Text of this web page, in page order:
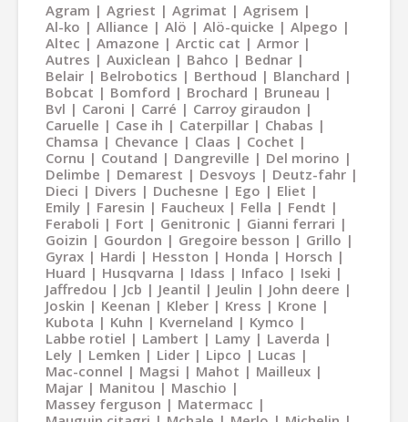
Agram Agriest Agrimat
Agrisem
Al-ko
Alliance Alö Alö-quicke
Alpego
Altec
Amazone Arctic cat
Armor
Autres
Auxiclean Bahco
Bednar
Belair
Belrobotics Berthoud
Blanchard
Bobcat
Bomford Brochard
Bruneau
Bvl
Caroni Carré
Carroy giraudon
Caruelle
Case ih Caterpillar
Chabas
Chamsa
Chevance Claas
Cochet
Cornu
Coutand Dangreville
Del morino
Delimbe
Demarest Desvoys
Deutz-fahr
Dieci
Divers Duchesne Ego
Eliet
Emily
Faresin Faucheux Fella
Fendt
Feraboli
Fort Genitronic
Gianni ferrari
Goizin
Gourdon Gregoire besson
Grillo
Gyrax
Hardi Hesston Honda
Horsch
Huard
Husqvarna Idass Infaco
Iseki
Jaffredou
Jcb Jeantil Jeulin
John deere
Joskin
Keenan Kleber Kress
Krone
Kubota
Kuhn Kverneland
Kymco
Labbe rotiel
Lambert Lamy
Laverda
Lely
Lemken Lider Lipco
Lucas
Mac-connel
Magsi Mahot
Mailleux
Majar
Manitou
Maschio
Massey ferguson
Matermacc